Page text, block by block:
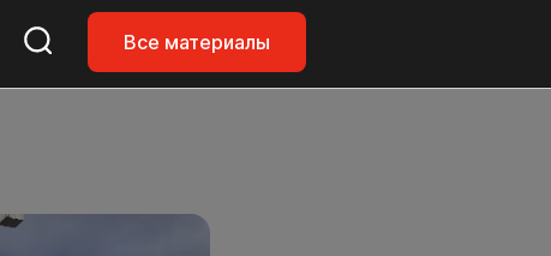
Все материалы